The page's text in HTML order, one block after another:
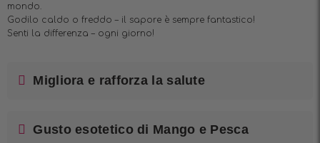
mondo.
Godilo caldo o freddo – il sapore è sempre fantastico!
Senti la differenza – ogni giorno!
Migliora e rafforza la salute
Gusto esotetico di Mango e Pesca